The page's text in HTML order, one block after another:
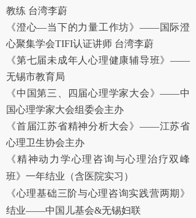
教练 台湾李蔚
《澄心—当下的力量工作坊》——国际澄
心聚集学会TIFI认证讲师 台湾李蔚
《第七届未成年人心理健康辅导班》 ——
无锡市教育局
《中国第三、四届心理学家大会》——中
国心理学家大会组委会主办
《首届江苏省精神分析大会》 ——江苏省
心理卫生协会主办
《精神动力学心理咨询与心理治疗双峰
班》一年结业（含医院实习）
《心理基础三阶与心理咨询实践营两期》
结业——中国儿基会&无锡妇联